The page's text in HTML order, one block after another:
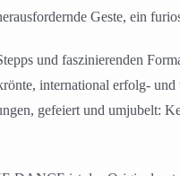
Geste, ein
und faszinierenden
international erfolg-
gefeiert und umjubelt: